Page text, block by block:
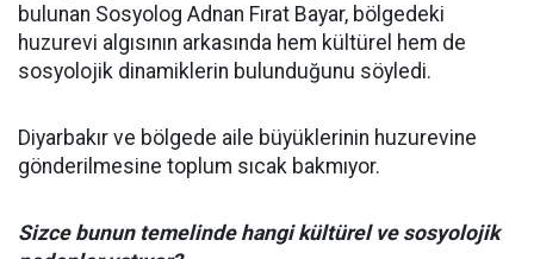
bulunan Sosyolog Adnan Fırat Bayar, bölgedeki
huzurevi algısının arkasında hem kültürel hem de
sosyolojik dinamiklerin bulunduğunu söyledi.
Diyarbakır ve bölgede aile büyüklerinin huzurevine
gönderilmesine toplum sıcak bakmıyor.
Sizce bunun temelinde hangi kültürel ve sosyolojik